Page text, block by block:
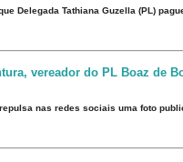
Delegada Tathiana Guzella (PL)
vereador do PL Boaz de
nas redes sociais uma foto